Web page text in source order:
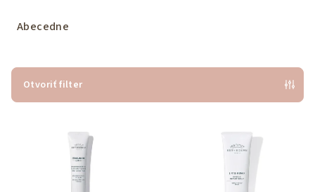
p
Abecedne
Otvoriť filter